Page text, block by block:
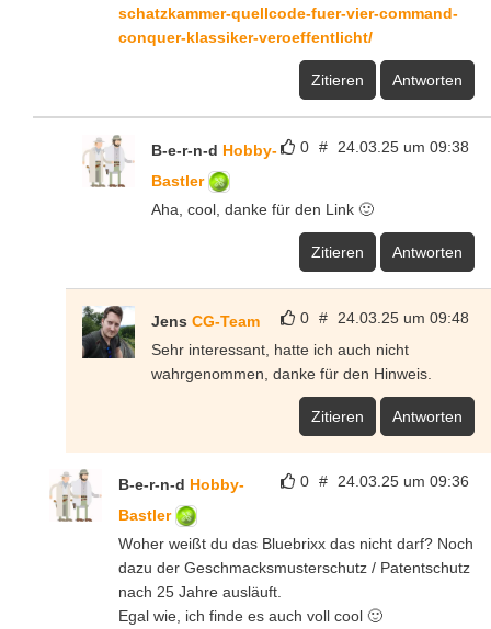
schatzkammer-quellcode-fuer-vier-command-
conquer-klassiker-veroeffentlicht/
Zitieren Antworten
0 # 24.03.25 um 09:38
B-e-r-n-d Hobby-
Bastler
Aha, cool, danke für den Link 🙂
Zitieren Antworten
0 # 24.03.25 um 09:48
Jens CG-Team
Sehr interessant, hatte ich auch nicht
wahrgenommen, danke für den Hinweis.
Zitieren Antworten
0 # 24.03.25 um 09:36
B-e-r-n-d Hobby-
Bastler
Woher weißt du das Bluebrixx das nicht darf? Noch
dazu der Geschmacksmusterschutz / Patentschutz
nach 25 Jahre ausläuft.
Egal wie, ich finde es auch voll cool 🙂